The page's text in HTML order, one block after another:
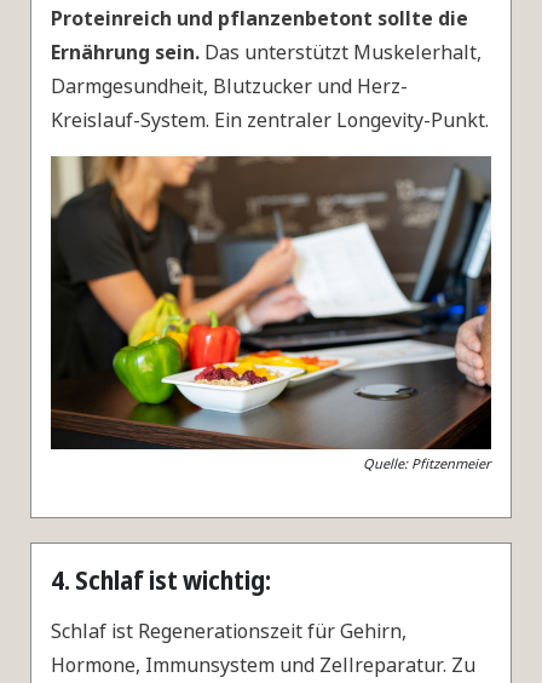
Proteinreich und pflanzenbetont sollte die
Ernährung sein. Das unterstützt Muskelerhalt,
Darmgesundheit, Blutzucker und Herz-
Kreislauf-System. Ein zentraler Longevity-Punkt.
Quelle: Pfitzenmeier
4. Schlaf ist wichtig:
Schlaf ist Regenerationszeit für Gehirn,
Hormone, Immunsystem und Zellreparatur. Zu